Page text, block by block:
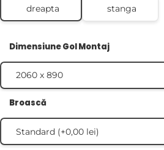
dreapta stanga
Dimensiune Gol Montaj
Broască